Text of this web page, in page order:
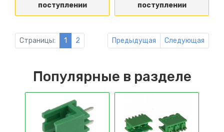
поступлении
поступлении
Страницы: 1 2 Предыдущая Следующая
Популярные в разделе